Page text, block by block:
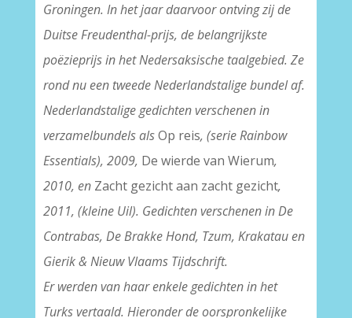
Groningen. In het jaar daarvoor ontving zij de
Duitse Freudenthal-prijs, de belangrijkste
poëzieprijs in het Nedersaksische taalgebied. Ze
rond nu een tweede Nederlandstalige bundel af.
Nederlandstalige gedichten verschenen in
verzamelbundels alsOp reis, (serie Rainbow
Essentials), 2009, De wierde van Wierum,
2010, en Zacht gezicht aan zacht gezicht,
2011, (kleine Uil). Gedichten verschenen in De
Contrabas, De Brakke Hond, Tzum, Krakatau en
Gierik & Nieuw Vlaams Tijdschrift.
Er werden van haar enkele gedichten in het
Turks vertaald. Hieronder de oorspronkelijke